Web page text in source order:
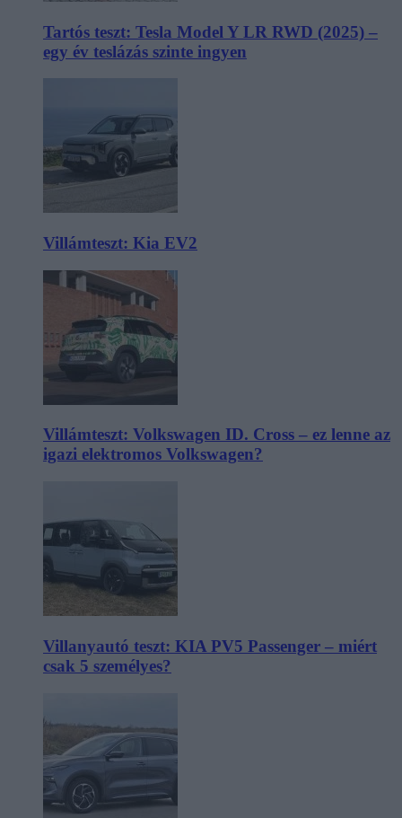
Tartós teszt: Tesla Model Y LR RWD (2025) –
egy év teslázás szinte ingyen
Villámteszt: Kia EV2
Villámteszt: Volkswagen ID. Cross – ez lenne az
igazi elektromos Volkswagen?
Villanyautó teszt: KIA PV5 Passenger – miért
csak 5 személyes?